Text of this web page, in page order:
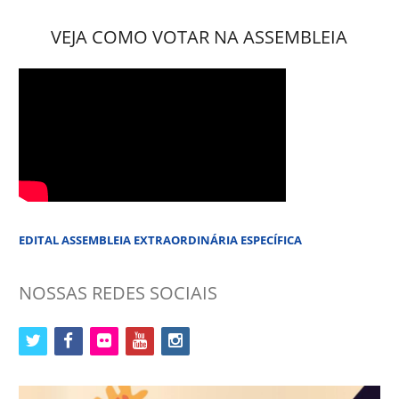
VEJA COMO VOTAR NA ASSEMBLEIA
EDITAL ASSEMBLEIA EXTRAORDINÁRIA ESPECÍFICA
NOSSAS REDES SOCIAIS
twitter facebookflickr youtubeinstagram